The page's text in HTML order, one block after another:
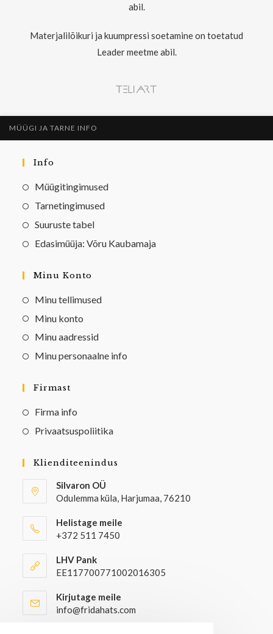
abil.
Materjalilõikuri ja kuumpressi soetamine on toetatud
Leader meetme abil.
MÜÜGI JA TARNE INFO
Info
Müügitingimused
Tarnetingimused
Suuruste tabel
Edasimüüja: Võru Kaubamaja
Minu Konto
Minu tellimused
Minu konto
Minu aadressid
Minu personaalne info
Firmast
Firma info
Privaatsuspoliitika
Klienditeenindus
Silvaron OÜ
Odulemma küla, Harjumaa, 76210
Helistage meile
+372 511 7450
LHV Pank
EE117700771002016305
Kirjutage meile
info@fridahats.com